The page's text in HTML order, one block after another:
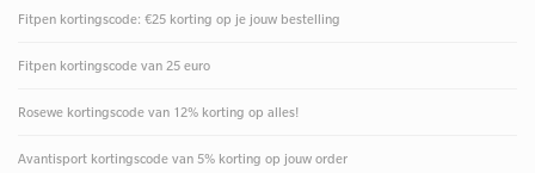
Fitpen kortingscode: €25 korting op je jouw bestelling
Fitpen kortingscode van 25 euro
Rosewe kortingscode van 12% korting op alles!
Avantisport kortingscode van 5% korting op jouw order